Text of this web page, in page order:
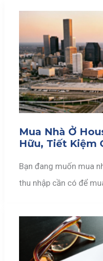
Mua Nhà Ở
Hữu, Tiết Kiệm
Bạn đang muốn mua
thu nhập cần có để